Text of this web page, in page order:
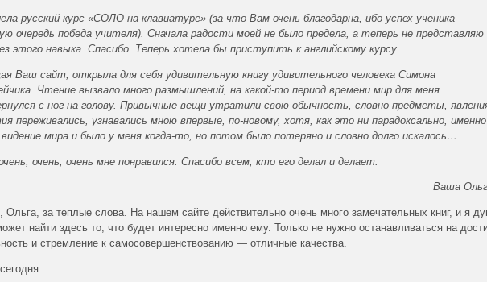
русский курс «СОЛО на клавиатуре» (за что Вам очень благодарна, ибо успех ученика —
очередь победа учителя). Сначала радости моей не было предела, а теперь не представляю
этого навыка. Спасибо. Теперь хотела бы приступить к английскому курсу.
Ваш сайт, открыла для себя удивительную книгу удивительного человека Симона
Чтение вызвало много размышлений, на какой-то период времени мир для меня
с ног на голову. Привычные вещи утратили свою обычность, словно предметы,
переживались, узнавались мною впервые, по-новому, хотя, как это ни парадоксально, именно
мира и было у меня когда-то, но потом было потеряно и словно долго искалось…
очень, очень мне понравился. Спасибо всем, кто его делал и делает.
Ваша
за теплые слова. На нашем сайте действительно очень много замечательных книг, и я
найти здесь то, что будет интересно именно ему. Только не нужно останавливаться на
и стремление к самосовершенствованию — отличные качества.